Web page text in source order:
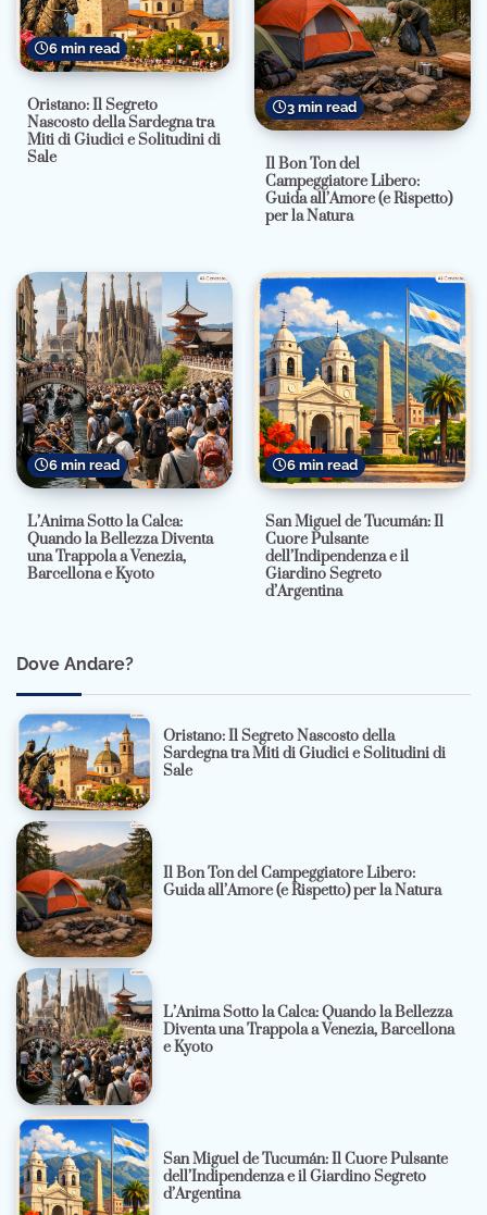
6 min read
Oristano: Il Segreto
Nascosto della Sardegna tra
Miti di Giudici e Solitudini di
Sale
3 min read
Il Bon Ton del
Campeggiatore Libero:
Guida all’Amore (e Rispetto)
per la Natura
6 min read
L’Anima Sotto la Calca:
Quando la Bellezza Diventa
una Trappola a Venezia,
Barcellona e Kyoto
6 min read
San Miguel de Tucumán: Il
Cuore Pulsante
dell’Indipendenza e il
Giardino Segreto
d’Argentina
Dove Andare?
Oristano: Il Segreto Nascosto della
Sardegna tra Miti di Giudici e Solitudini di
Sale
Il Bon Ton del Campeggiatore Libero:
Guida all’Amore (e Rispetto) per la Natura
L’Anima Sotto la Calca: Quando la Bellezza
Diventa una Trappola a Venezia, Barcellona
e Kyoto
San Miguel de Tucumán: Il Cuore Pulsante
dell’Indipendenza e il Giardino Segreto
d’Argentina